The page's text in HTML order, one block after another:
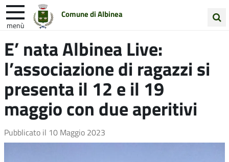
Comune di Albinea
menù
nel
sito
Entra in Comune Vivi Albinea
Unione Colline Matildiche
E’ nata Albinea Live:
l’associazione di ragazzi si
presenta il 12 e il 19
maggio con due aperitivi
Pubblicato il 10 Maggio 2023